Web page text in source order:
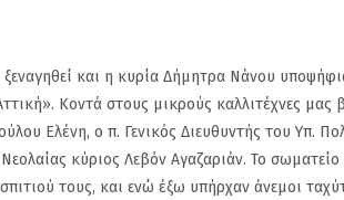
και η κυρία Δήμητρα Νάνου
Κοντά στους μικρούς καλλιτέχνες μας
Ελένη, ο π. Γενικός Διευθυντής του Υπ.
κύριος Λεβόν Αγαζαριάν. Το σωματείο
τους, και ενώ έξω υπήρχαν άνεμοι
Ζηκόπουλος: Ζητάμε την
άμεση παραίτησή του
Γιάννη Χατζηθεοδοσίου
από την Προεδρία του